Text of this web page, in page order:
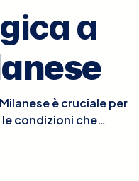
a
è cruciale per
condizioni che
emorroidi, fissure